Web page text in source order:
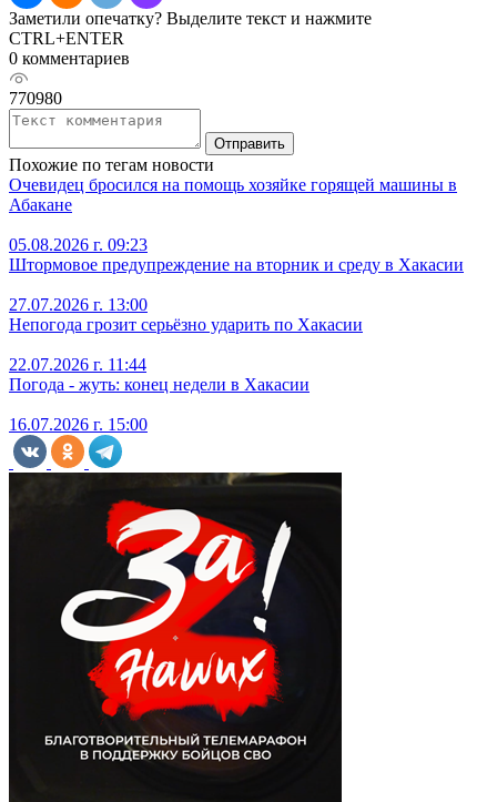
Заметили опечатку? Выделите текст и нажмите
CTRL+ENTER
0 комментариев
770980
Отправить
Похожие по тегам новости
Очевидец бросился на помощь хозяйке горящей машины в
Абакане
05.08.2026 г. 09:23
Штормовое предупреждение на вторник и среду в Хакасии
27.07.2026 г. 13:00
Непогода грозит серьёзно ударить по Хакасии
22.07.2026 г. 11:44
Погода - жуть: конец недели в Хакасии
16.07.2026 г. 15:00